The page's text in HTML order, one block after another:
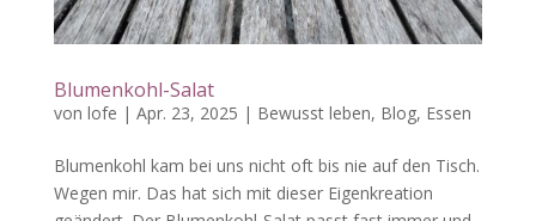
Blumenkohl-Salat
von lofe | Apr. 23, 2025 | Bewusst leben, Blog, Essen
Blumenkohl kam bei uns nicht oft bis nie auf den Tisch.
Wegen mir. Das hat sich mit dieser Eigenkreation